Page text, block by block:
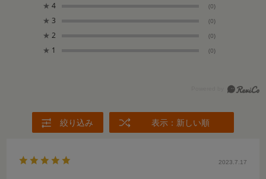
★ 4 (0)
★ 3 (0)
★ 2 (0)
★ 1 (0)
絞り込み 表示：新しい順
2023.7.17